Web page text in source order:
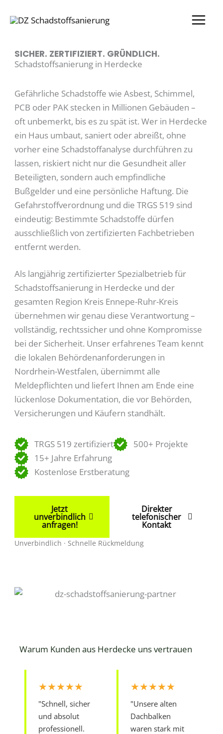
Inhalt
SICHER. ZERTIFIZIERT. GRÜNDLICH.
Schadstoffsanierung in Herdecke
Gefährliche Schadstoffe wie Asbest, Schimmel,
PCB oder PAK stecken in Millionen Gebäuden –
oft unbemerkt, bis es zu spät ist. Wer in Herdecke
ein Haus umbaut, saniert oder abreißt, ohne
vorher eine Schadstoffanalyse durchführen zu
lassen, riskiert nicht nur die Gesundheit aller
Beteiligten, sondern auch empfindliche
Bußgelder und eine persönliche Haftung. Die
Gefahrstoffverordnung und die TRGS 519 sind
eindeutig: Bestimmte Schadstoffe dürfen
ausschließlich von zertifizierten Fachbetrieben
entfernt werden.
Als langjährig zertifizierter Spezialbetrieb für
Schadstoffsanierung in Herdecke und der
gesamten Region Kreis Ennepe-Ruhr-Kreis
übernehmen wir genau diese Verantwortung –
vollständig, rechtssicher und ohne Kompromisse
bei der Sicherheit. Unser erfahrenes Team kennt
die lokalen Behördenanforderungen in
Nordrhein-Westfalen, übernimmt alle
Meldepflichten und liefert Ihnen am Ende eine
lückenlose Dokumentation, die vor Behörden,
Versicherungen und Käufern standhält.
TRGS 519 zertifiziert
500+ Projekte
15+ Jahre Erfahrung
Kostenlose Erstberatung
Jetzt
unverbindlich
anfragen!
Direkter
telefonischer
Kontakt
Unverbindlich · Schnelle Rückmeldung
Warum Kunden aus Herdecke uns vertrauen
★★★★★
"Schnell, sicher
und absolut
professionell.
★★★★★
"Unsere alten
Dachbalken
waren stark mit